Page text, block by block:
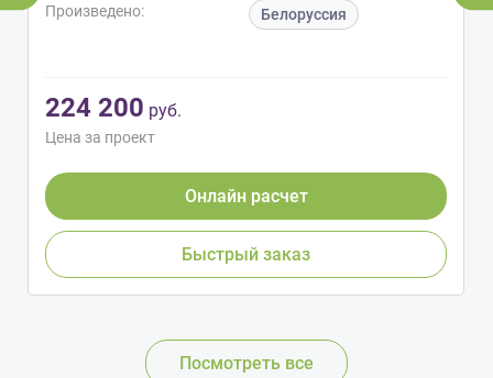
Произведено: Белоруссия
224 200 руб.
Цена за проект
Онлайн расчет
Быстрый заказ
Посмотреть все